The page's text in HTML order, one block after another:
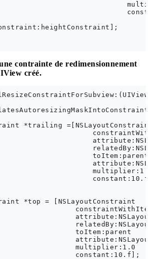
contrainte de redimensionnement
créé.
*trailing =[NSLayoutConstraint
toItem:parent
multiplier:1.0
*top = [NSLayoutConstraint
toItem:parent
multiplier:1.0
constant:10.f];